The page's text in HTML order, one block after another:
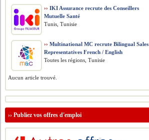
›› IKI Assurance recrute des Conseillers
Mutuelle Santé
Tunis, Tunisie
›› Multinational MC recrute Bilingual Sales
Representatives French / English
Toutes les régions, Tunisie
Aucun article trouvé.
››Publiez vos offres d'emploi